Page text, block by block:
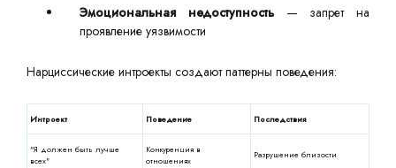
Эмоциональная недоступность— запрет на
проявление уязвимости
Нарциссические интроекты создают паттерны поведения:
Интроект Поведение Последствия
"Я должен быть лучше
всех"
Конкуренция в
отношениях
Разрушение близости